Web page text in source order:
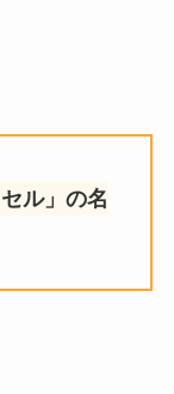
ル」の名